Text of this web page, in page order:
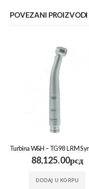
POVEZANI PROIZVODI
88,125.00рсд
DODAJ U KORPU